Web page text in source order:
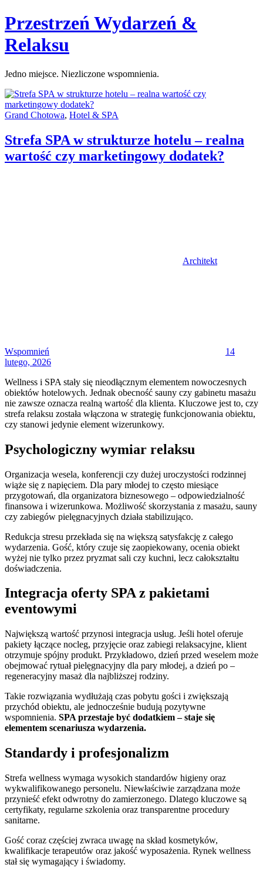
Skip
to
content
Przestrzeń Wydarzeń &
Relaksu
Jedno miejsce. Niezliczone wspomnienia.
Categories:
Grand Chotowa, Hotel & SPA
Strefa SPA w strukturze hotelu – realna
wartość czy marketingowy dodatek?
Architekt
Wspomnień
14
lutego, 2026
Wellness i SPA stały się nieodłącznym elementem nowoczesnych
obiektów hotelowych. Jednak obecność sauny czy gabinetu masażu
nie zawsze oznacza realną wartość dla klienta. Kluczowe jest to, czy
strefa relaksu została włączona w strategię funkcjonowania obiektu,
czy stanowi jedynie element wizerunkowy.
Psychologiczny wymiar relaksu
Organizacja wesela, konferencji czy dużej uroczystości rodzinnej
wiąże się z napięciem. Dla pary młodej to często miesiące
przygotowań, dla organizatora biznesowego – odpowiedzialność
finansowa i wizerunkowa. Możliwość skorzystania z masażu, sauny
czy zabiegów pielęgnacyjnych działa stabilizująco.
Redukcja stresu przekłada się na większą satysfakcję z całego
wydarzenia. Gość, który czuje się zaopiekowany, ocenia obiekt
wyżej nie tylko przez pryzmat sali czy kuchni, lecz całokształtu
doświadczenia.
Integracja oferty SPA z pakietami
eventowymi
Największą wartość przynosi integracja usług. Jeśli hotel oferuje
pakiety łączące nocleg, przyjęcie oraz zabiegi relaksacyjne, klient
otrzymuje spójny produkt. Przykładowo, dzień przed weselem może
obejmować rytuał pielęgnacyjny dla pary młodej, a dzień po –
regeneracyjny masaż dla najbliższej rodziny.
Takie rozwiązania wydłużają czas pobytu gości i zwiększają
przychód obiektu, ale jednocześnie budują pozytywne
wspomnienia. SPA przestaje być dodatkiem – staje się
elementem scenariusza wydarzenia.
Standardy i profesjonalizm
Strefa wellness wymaga wysokich standardów higieny oraz
wykwalifikowanego personelu. Niewłaściwie zarządzana może
przynieść efekt odwrotny do zamierzonego. Dlatego kluczowe są
certyfikaty, regularne szkolenia oraz transparentne procedury
sanitarne.
Gość coraz częściej zwraca uwagę na skład kosmetyków,
kwalifikacje terapeutów oraz jakość wyposażenia. Rynek wellness
stał się wymagający i świadomy.